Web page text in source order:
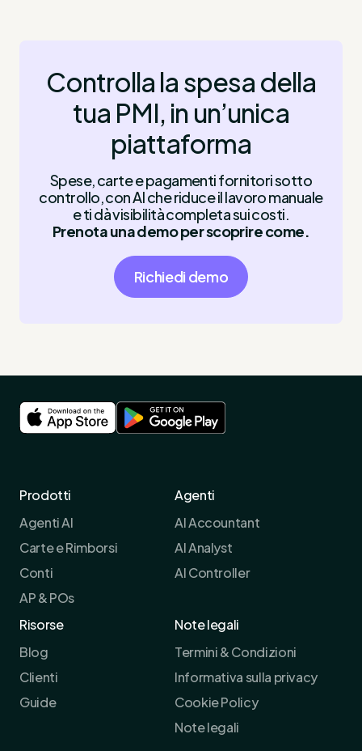
Controlla la spesa della
tua PMI, in un’unica
piattaforma
Spese, carte e pagamenti fornitori sotto
controllo, con AI che riduce il lavoro manuale
e ti dà visibilità completa sui costi.
Prenota una demo per scoprire come.
Richiedi demo
Prodotti
Agenti AI
Carte e Rimborsi
Conti
AP & POs
Agenti
AI Accountant
AI Analyst
AI Controller
Risorse
Blog
Clienti
Guide
Note legali
Termini & Condizioni
Informativa sulla privacy
Cookie Policy
Note legali